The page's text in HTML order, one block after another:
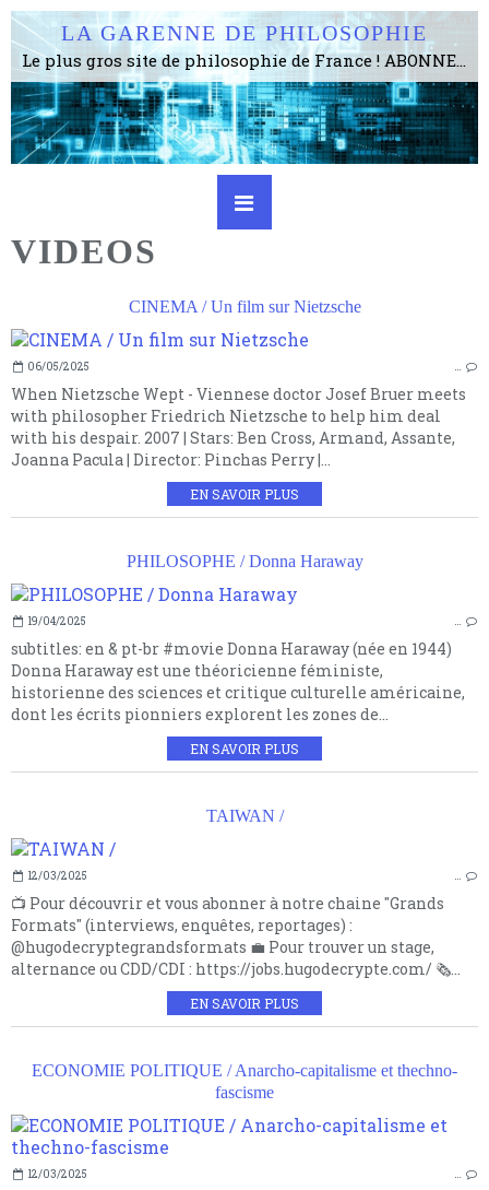
LA GARENNE DE PHILOSOPHIE
Le plus gros site de philosophie de France ! ABONNEZ-VOUS ! 4115 Articles, 1634 abonné·e·s, depuis 2006 . . . . . . . . 2 852 214 pages vues jusqu'à présent. Prestance et être apte à un plus grand nombre de choses.
VIDEOS
CINEMA / Un film sur Nietzsche
06/05/2025 …
When Nietzsche Wept - Viennese doctor Josef Bruer meets
with philosopher Friedrich Nietzsche to help him deal
with his despair. 2007 | Stars: Ben Cross, Armand, Assante,
Joanna Pacula | Director: Pinchas Perry |...
EN SAVOIR PLUS
PHILOSOPHE / Donna Haraway
19/04/2025 …
subtitles: en & pt-br #movie Donna Haraway (née en 1944)
Donna Haraway est une théoricienne féministe,
historienne des sciences et critique culturelle américaine,
dont les écrits pionniers explorent les zones de...
EN SAVOIR PLUS
TAIWAN /
12/03/2025 …
📺 Pour découvrir et vous abonner à notre chaine "Grands
Formats" (interviews, enquêtes, reportages) :
@hugodecryptegrandsformats 💼 Pour trouver un stage,
alternance ou CDD/CDI : https://jobs.hugodecrypte.com/ 🗞️...
EN SAVOIR PLUS
ECONOMIE POLITIQUE / Anarcho-capitalisme et thechno-
fascisme
12/03/2025 …